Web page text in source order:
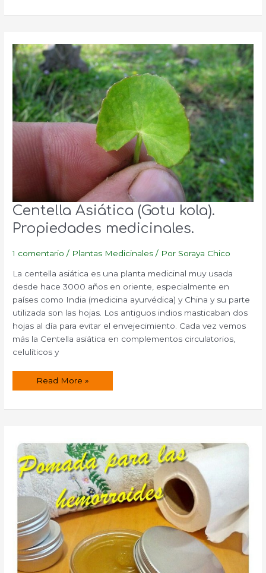
la
Centella Asiática (Gotu kola).
Propiedades medicinales.
1 comentario / Plantas Medicinales / Por Soraya Chico
La centella asiática es una planta medicinal muy usada
desde hace 3000 años en oriente, especialmente en
países como India (medicina ayurvédica) y China y su parte
utilizada son las hojas. Los antiguos indios masticaban dos
hojas al día para evitar el envejecimiento. Cada vez vemos
más la Centella asiática en complementos circulatorios,
celulíticos y
Centella
Propiedades
Read More »